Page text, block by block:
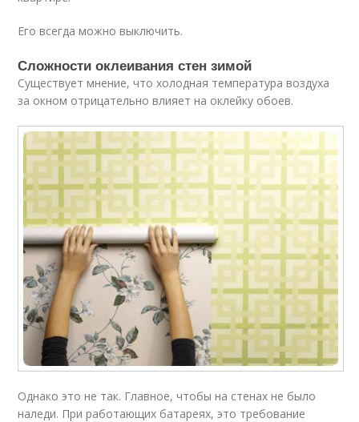
Его всегда можно выключить.
Сложности оклеивания стен зимой
Существует мнение, что холодная температура воздуха
за окном отрицательно влияет на оклейку обоев.
Однако это не так. Главное, чтобы на стенах не было
наледи. При работающих батареях, это требование